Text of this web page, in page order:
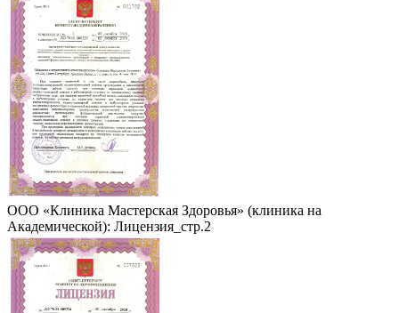
ООО «Клиника Мастерская Здоровья» (клиника на
Академической): Лицензия_стр.2